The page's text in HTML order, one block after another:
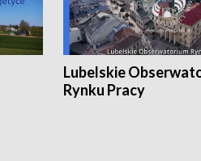
Lubelskie
Rynku Pracy